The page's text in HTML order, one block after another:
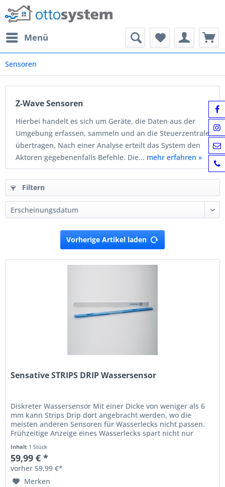
Menü
Sensoren
Z-Wave Sensoren
Hierbei handelt es sich um Geräte, die Daten aus der
Umgebung erfassen, sammeln und an die Steuerzentrale
übertragen. Nach einer Analyse erteilt das System den
Aktoren gegebenenfalls Befehle. Die... mehr erfahren »
Filtern
Vorherige Artikel laden
Sensative STRIPS DRIP Wassersensor
Diskreter Wassersensor Mit einer Dicke von weniger als 6
mm kann Strips Drip dort angebracht werden, wo die
meisten anderen Sensoren für Wasserlecks nicht passen.
Frühzeitige Anzeige eines Wasserlecks spart nicht nur
Inhalt 1 Stück
59,99 € *
vorher 59,99 €*
Merken